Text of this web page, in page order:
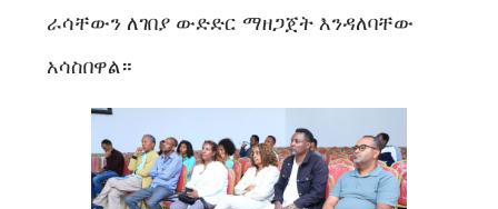
ራሳቸውን ለገበያ ውድድር ማዘጋጀት እንዳለባቸው
አሳስበዋል።